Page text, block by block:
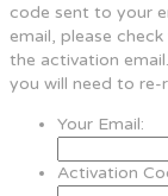
code sent to your
email, please
the activation
you will need to re-
Your Email:
Activation